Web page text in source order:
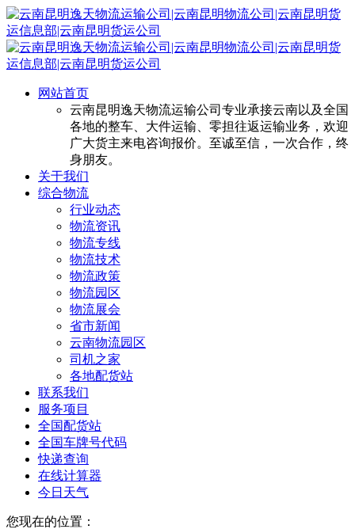
网站首页
云南昆明逸天物流运输公司专业承接云南以及全国
各地的整车、大件运输、零担往返运输业务，欢迎
广大货主来电咨询报价。至诚至信，一次合作，终
身朋友。
关于我们
综合物流
行业动态
物流资讯
物流专线
物流技术
物流政策
物流园区
物流展会
省市新闻
云南物流园区
司机之家
各地配货站
联系我们
服务项目
全国配货站
全国车牌号代码
快递查询
在线计算器
今日天气
您现在的位置：